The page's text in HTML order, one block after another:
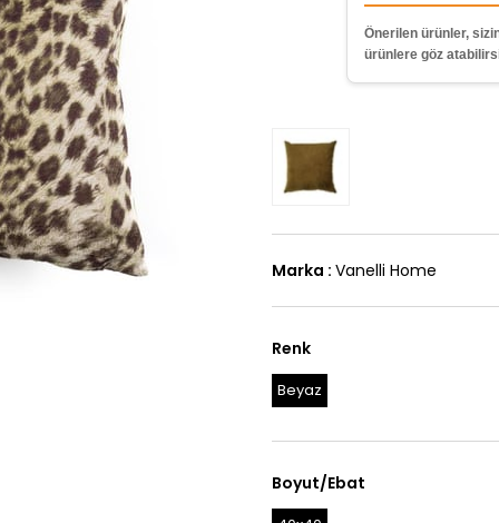
Önerilen ürünler,
ürünlere göz
Marka : Vanelli Home
Renk
Beyaz
Boyut/Ebat